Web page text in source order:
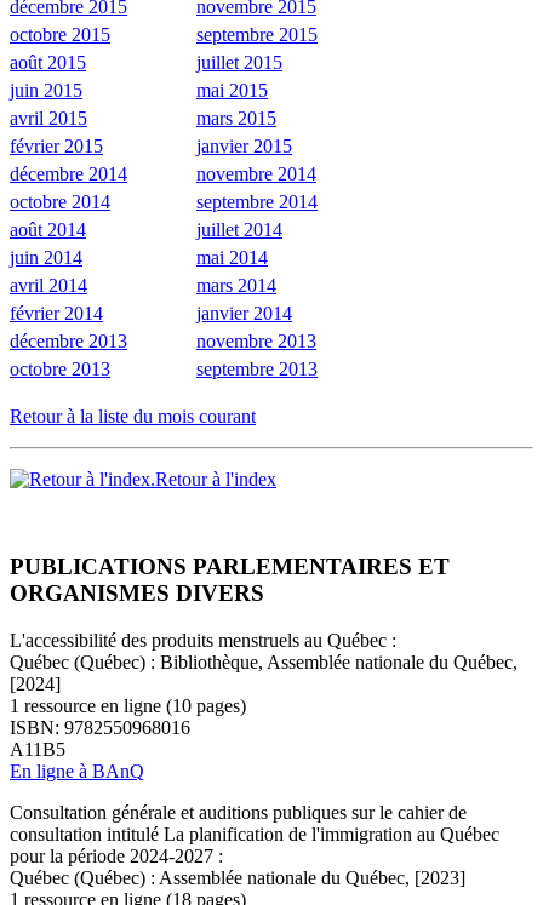
décembre 2015
novembre 2015
octobre 2015
septembre 2015
août 2015
juillet 2015
juin 2015
mai 2015
avril 2015
mars 2015
février 2015
janvier 2015
décembre 2014
novembre 2014
octobre 2014
septembre 2014
août 2014
juillet 2014
juin 2014
mai 2014
avril 2014
mars 2014
février 2014
janvier 2014
décembre 2013
novembre 2013
octobre 2013
septembre 2013
Retour à la liste du mois courant
Retour à l'index
PUBLICATIONS PARLEMENTAIRES ET
ORGANISMES DIVERS
L'accessibilité des produits menstruels au Québec :
Québec (Québec) : Bibliothèque, Assemblée nationale du Québec,
[2024]
1 ressource en ligne (10 pages)
ISBN: 9782550968016
A11B5
En ligne à BAnQ
Consultation générale et auditions publiques sur le cahier de
consultation intitulé La planification de l'immigration au Québec
pour la période 2024-2027 :
Québec (Québec) : Assemblée nationale du Québec, [2023]
1 ressource en ligne (18 pages)